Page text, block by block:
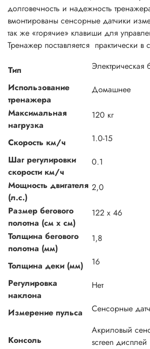
долговечность и надежность
вмонтированы сенсорные датчики
так же «горячие» клавиши для
Тренажер поставляется практически
Тип
Электрическая
Использование
тренажера
Домашнее
Максимальная
нагрузка
120 кг
Скорость км/ч
1.0-15
Шаг регулировки
скорости км/ч
0.1
Мощность двигателя
(л.с.)
2,0
Размер бегового
полотна (см х см)
122 х 46
Толщина бегового
полотна (мм)
1,8
Толщина деки (мм)
16
Регулировка
наклона
Нет
Измерение пульса Сенсорные
Консоль
Акриловый
screen дисплей